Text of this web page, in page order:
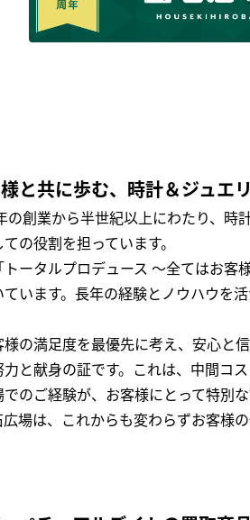
と共に歩む、時計＆ジュエ
の創業から半世紀以上にわたり、
の役割を担っています。
ータルプロデュース ～全てはお
います。長年の経験とノウハウを
の満足度を最優先に考え、安心と
と献身の証です。これは、中間コ
のご経験が、お客様にとって特別
場は、これからも変わらずお客様の